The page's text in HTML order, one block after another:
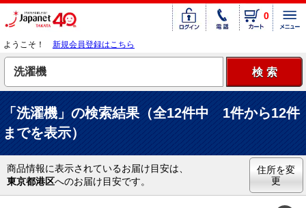
0
ようこそ！ 新規会員登録はこちら
「洗濯機」の検索結果（全12件中 1件から12件
までを表示）
商品情報に表示されているお届け目安は、
東京都港区へのお届け目安です。
住所を変
更